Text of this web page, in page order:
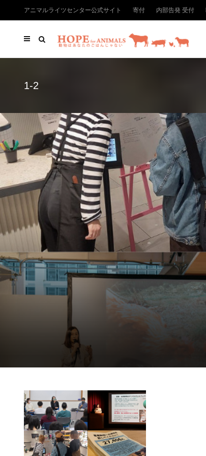
アニマルライツセンター公式サイト 寄付 内部告発 受付
1-2